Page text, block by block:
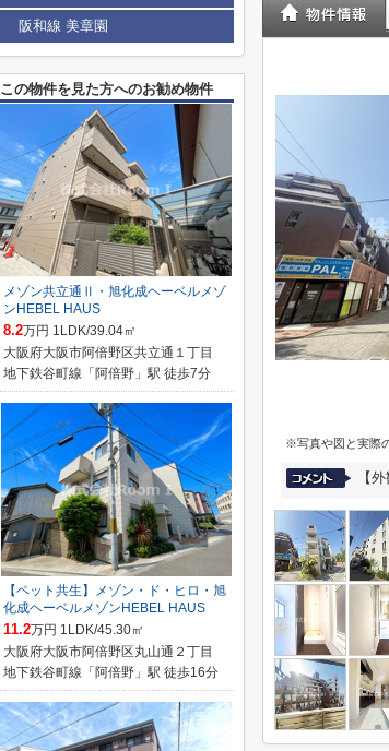
※写真や図と実際
【
阪和線 美章園
この物件を見た方へのお勧め物件
メゾン共立通Ⅱ・旭化成ヘーベルメゾ
ンHEBEL HAUS
8.2万円 1LDK/39.04㎡
大阪府大阪市阿倍野区共立通１丁目
地下鉄谷町線「阿倍野」駅 徒歩7分
【ペット共生】メゾン・ド・ヒロ・旭
化成ヘーベルメゾンHEBEL HAUS
11.2万円 1LDK/45.30㎡
大阪府大阪市阿倍野区丸山通２丁目
地下鉄谷町線「阿倍野」駅 徒歩16分